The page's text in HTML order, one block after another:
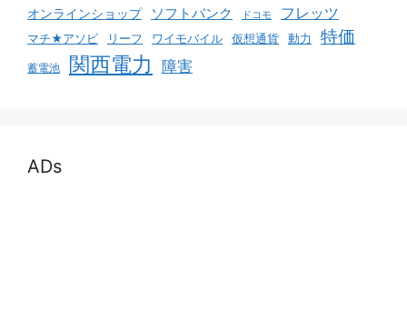
オンラインショップ ソフトバンク ドコモ フレッツ
マチ★アソビ リーフ ワイモバイル 仮想通貨 動力 特価
蓄電池 関西電力 障害
ADs